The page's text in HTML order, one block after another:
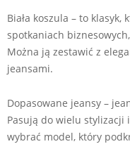
Biała koszula – to
spotkaniach
Można ją zestawić z
jeansami.
Dopasowane jeansy –
Pasują do wielu stylizacji
wybrać model, który